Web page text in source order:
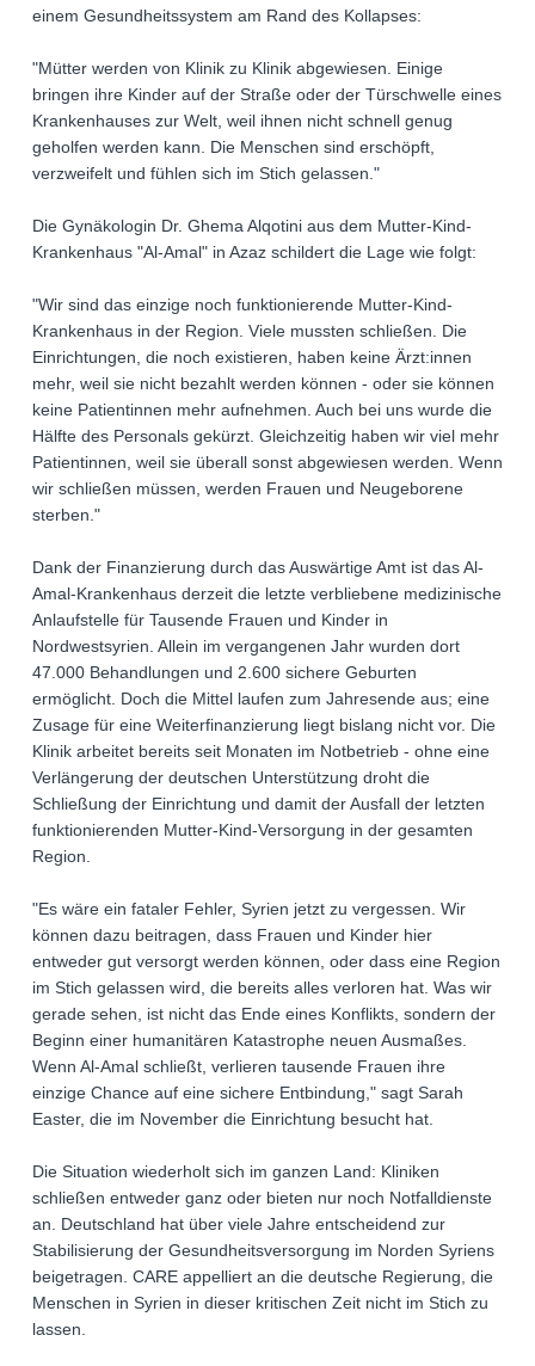
einem Gesundheitssystem am Rand des Kollapses:
"Mütter werden von Klinik zu Klinik abgewiesen. Einige
bringen ihre Kinder auf der Straße oder der Türschwelle eines
Krankenhauses zur Welt, weil ihnen nicht schnell genug
geholfen werden kann. Die Menschen sind erschöpft,
verzweifelt und fühlen sich im Stich gelassen."
Die Gynäkologin Dr. Ghema Alqotini aus dem Mutter-Kind-
Krankenhaus "Al-Amal" in Azaz schildert die Lage wie folgt:
"Wir sind das einzige noch funktionierende Mutter-Kind-
Krankenhaus in der Region. Viele mussten schließen. Die
Einrichtungen, die noch existieren, haben keine Ärzt:innen
mehr, weil sie nicht bezahlt werden können - oder sie können
keine Patientinnen mehr aufnehmen. Auch bei uns wurde die
Hälfte des Personals gekürzt. Gleichzeitig haben wir viel mehr
Patientinnen, weil sie überall sonst abgewiesen werden. Wenn
wir schließen müssen, werden Frauen und Neugeborene
sterben."
Dank der Finanzierung durch das Auswärtige Amt ist das Al-
Amal-Krankenhaus derzeit die letzte verbliebene medizinische
Anlaufstelle für Tausende Frauen und Kinder in
Nordwestsyrien. Allein im vergangenen Jahr wurden dort
47.000 Behandlungen und 2.600 sichere Geburten
ermöglicht. Doch die Mittel laufen zum Jahresende aus; eine
Zusage für eine Weiterfinanzierung liegt bislang nicht vor. Die
Klinik arbeitet bereits seit Monaten im Notbetrieb - ohne eine
Verlängerung der deutschen Unterstützung droht die
Schließung der Einrichtung und damit der Ausfall der letzten
funktionierenden Mutter-Kind-Versorgung in der gesamten
Region.
"Es wäre ein fataler Fehler, Syrien jetzt zu vergessen. Wir
können dazu beitragen, dass Frauen und Kinder hier
entweder gut versorgt werden können, oder dass eine Region
im Stich gelassen wird, die bereits alles verloren hat. Was wir
gerade sehen, ist nicht das Ende eines Konflikts, sondern der
Beginn einer humanitären Katastrophe neuen Ausmaßes.
Wenn Al-Amal schließt, verlieren tausende Frauen ihre
einzige Chance auf eine sichere Entbindung," sagt Sarah
Easter, die im November die Einrichtung besucht hat.
Die Situation wiederholt sich im ganzen Land: Kliniken
schließen entweder ganz oder bieten nur noch Notfalldienste
an. Deutschland hat über viele Jahre entscheidend zur
Stabilisierung der Gesundheitsversorgung im Norden Syriens
beigetragen. CARE appelliert an die deutsche Regierung, die
Menschen in Syrien in dieser kritischen Zeit nicht im Stich zu
lassen.